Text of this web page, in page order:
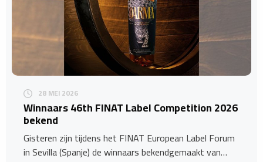
28 MEI 2026
Winnaars 46th FINAT Label Competition 2026
bekend
Gisteren zijn tijdens het FINAT European Label Forum
in Sevilla (Spanje) de winnaars bekendgemaakt van…